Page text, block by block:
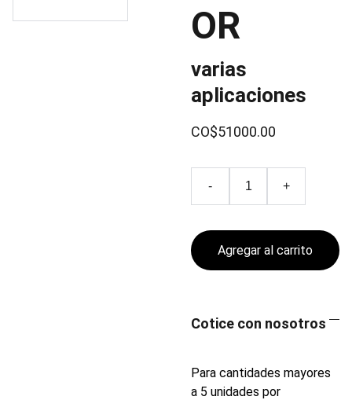
OR
varias
aplicaciones
CO$51000.00
- +
Agregar al carrito
Cotice con nosotros
Para cantidades mayores
a 5 unidades por